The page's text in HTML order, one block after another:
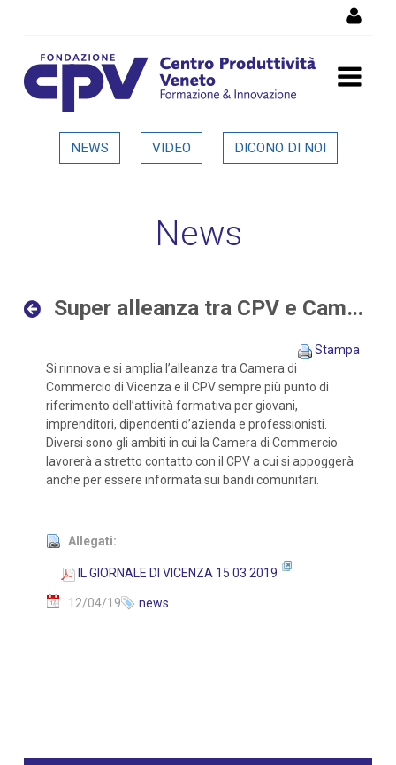
Super alleanza tra CPV e
Vicenza - Dettaglio in
NEWS VIDEO DICONO DI NOI
News
Super alleanza tra CPV e Camera di Commercio di Vicenza
Stampa
Si rinnova e si amplia l’alleanza tra Camera di
Commercio di Vicenza e il CPV sempre più punto di
riferimento dell’attività formativa per giovani,
imprenditori, dipendenti d’azienda e professionisti.
Diversi sono gli ambiti in cui la Camera di Commercio
lavorerà a stretto contatto con il CPV a cui si appoggerà
anche per essere informata sui bandi comunitari.
Allegati:
IL GIORNALE DI VICENZA 15 03 2019
12/04/19 news